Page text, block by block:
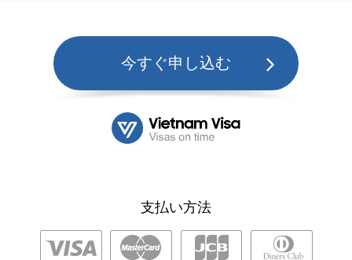
今すぐ申し込む
支払い方法